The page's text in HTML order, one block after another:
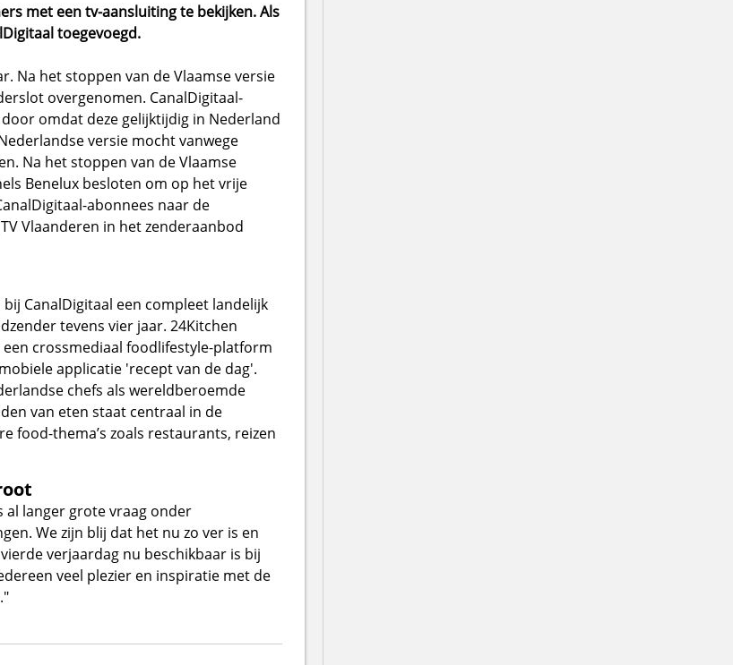
met een tv-aansluiting te bekijken. Als
toegevoegd.
Na het stoppen van de Vlaamse versie
overgenomen. CanalDigitaal-
door omdat deze gelijktijdig in Nederland
versie mocht vanwege
Na het stoppen van de Vlaamse
Benelux besloten om op het vrije
abonnees naar de
Vlaanderen in het zenderaanbod
CanalDigitaal een compleet landelijk
tevens vier jaar. 24Kitchen
crossmediaal foodlifestyle-platform
applicatie 'recept van de dag'.
chefs als wereldberoemde
van eten staat centraal in de
food-thema’s zoals restaurants, reizen
al langer grote vraag onder
We zijn blij dat het nu zo ver is en
verjaardag nu beschikbaar is bij
veel plezier en inspiratie met de